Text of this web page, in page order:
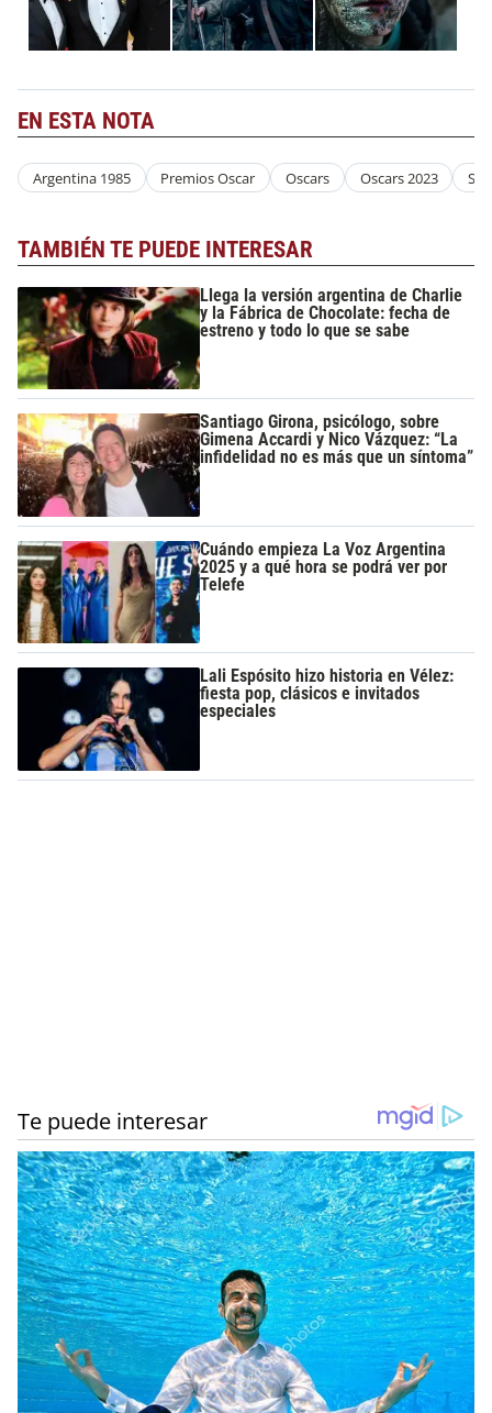
EN ESTA NOTA
Argentina 1985 Premios Oscar Oscars Oscars 2023 Sin
TAMBIÉN TE PUEDE INTERESAR
Llega la versión argentina de Charlie
y la Fábrica de Chocolate: fecha de
estreno y todo lo que se sabe
Santiago Girona, psicólogo, sobre
Gimena Accardi y Nico Vázquez: “La
infidelidad no es más que un síntoma”
Cuándo empieza La Voz Argentina
2025 y a qué hora se podrá ver por
Telefe
Lali Espósito hizo historia en Vélez:
fiesta pop, clásicos e invitados
especiales